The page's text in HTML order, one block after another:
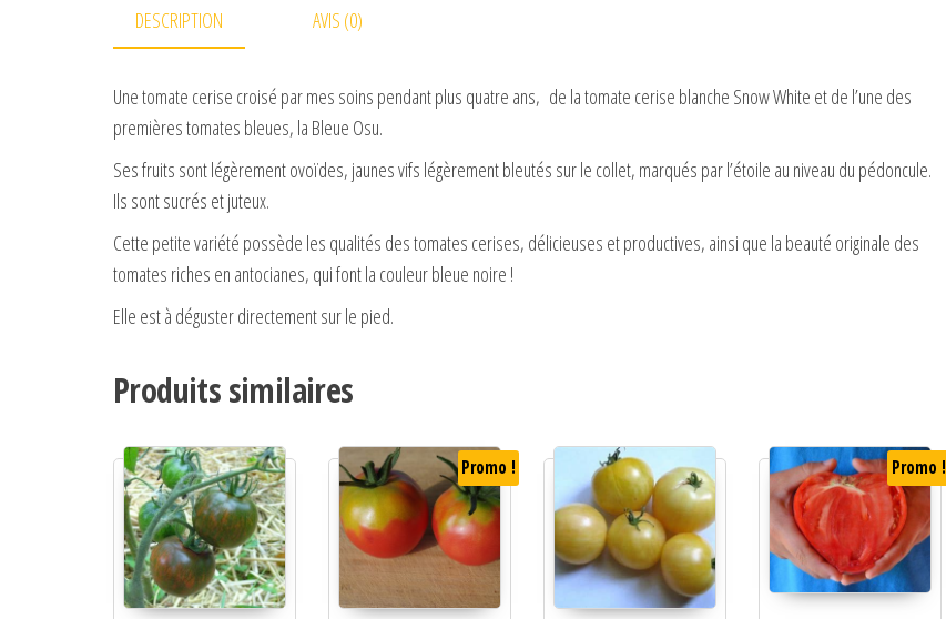
DESCRIPTION AVIS (0)
Une tomate cerise croisé par mes soins pendant plus quatre ans, de la tomate cerise blanche Snow White et de l’une des
premières tomates bleues, la Bleue Osu.
Ses fruits sont légèrement ovoïdes, jaunes vifs légèrement bleutés sur le collet, marqués par l’étoile au niveau du pédoncule.
Ils sont sucrés et juteux.
Cette petite variété possède les qualités des tomates cerises, délicieuses et productives, ainsi que la beauté originale des
tomates riches en antocianes, qui font la couleur bleue noire !
Elle est à déguster directement sur le pied.
Produits similaires
Promo ! Promo !